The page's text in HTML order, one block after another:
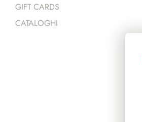
GIFT CARDS
CATALOGHI